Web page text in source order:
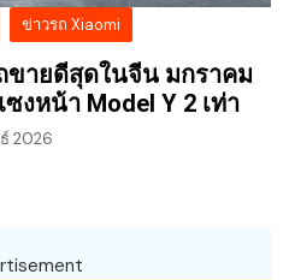
ข่าวรถ Xiaomi
ขายดีสุดในจีน มกราคม
งหน้า Model Y 2 เท่า
2026